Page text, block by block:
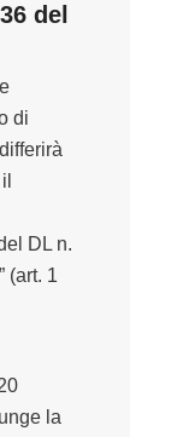
del
di
DL n.
(art. 1
la